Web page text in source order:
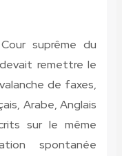
suprême du
remettre le
de faxes,
Arabe, Anglais
sur le même
spontanée